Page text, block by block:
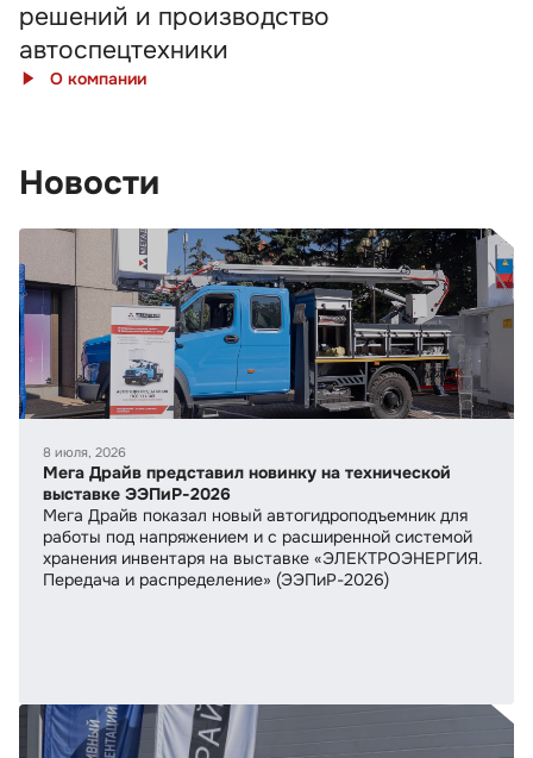
решений и производство
автоспецтехники
О компании
Новости
8 июля, 2026
Мега Драйв представил новинку на технической
выставке ЭЭПиР-2026
Мега Драйв показал новый автогидроподъемник для
работы под напряжением и с расширенной системой
хранения инвентаря на выставке «ЭЛЕКТРОЭНЕРГИЯ.
Передача и распределение» (ЭЭПиР-2026)